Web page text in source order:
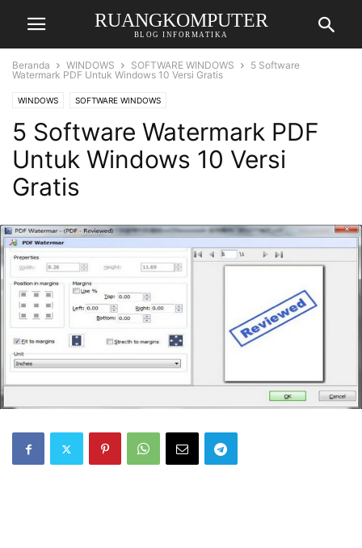
RUANGKOMPUTER
BLOG INFORMATIKA
Beranda WINDOWS SOFTWARE WINDOWS
5 Software
Watermark PDF Untuk Windows 10 Versi Gratis
WINDOWS SOFTWARE WINDOWS
5 Software Watermark PDF
Untuk Windows 10 Versi
Gratis